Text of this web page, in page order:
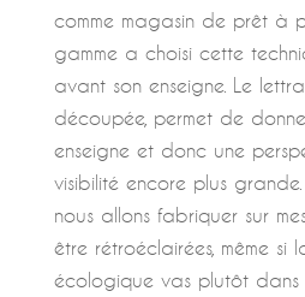
comme magasin de prêt à
gamme a choisi cette
avant son enseigne. Le
découpée, permet de
enseigne et donc une
visibilité encore plus
nous allons fabriquer sur
être rétroéclairées, même si
écologique vas plutôt dans